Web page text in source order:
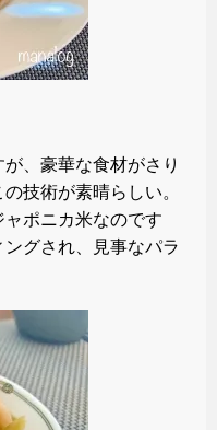
、豪華な食材がさり
技術が素晴らしい。
ポニカ米なのです
グされ、見事なパラ